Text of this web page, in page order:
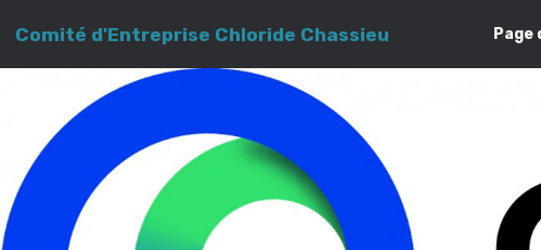
Comité d'Entreprise Chloride Chassieu Page